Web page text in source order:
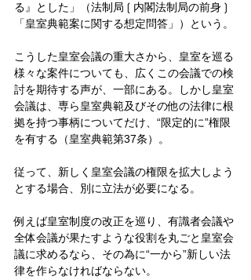
る』とした」（法制局❲内閣法制局の前身❳
「皇室典範案に関する想定問答」）という。
こうした皇室会議の重大さから、皇室を巡る
様々な案件についても、広くこの会議での検
討を期待する声が、一部にある。しかし皇室
会議は、専ら皇室典範及びその他の法律に根
拠を持つ事柄についてだけ、“限定的に”権限
を有する（皇室典範第37条）。
従って、新しく皇室会議の権限を拡大しよう
とする場合、別に立法が必要になる。
例えば皇室制度の改正を巡り、有識者会議や
全体会議が果たすような役割を丸ごと皇室会
議に求めるなら、その為に“一から”新しい法
律を作らなければならない。